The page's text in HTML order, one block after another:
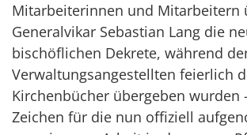
Mitarbeiterinnen und Mitarbeitern
Generalvikar Sebastian Lang die
bischöflichen Dekrete, während
Verwaltungsangestellten feierlich
Kirchenbücher übergeben wurden
Zeichen für die nun offiziell